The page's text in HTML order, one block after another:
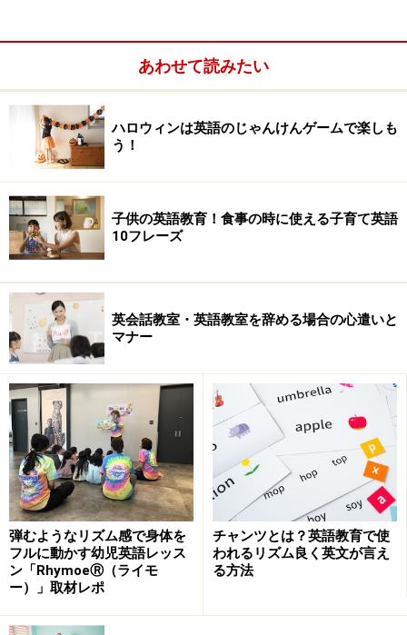
かつては小学校の近所に住む外国人が先生
だったことも
特に地方では、ネイティブスピーカーの英語講師を探す
のが大変でした。小学校に迎え入れたいと願っていて
も、肝心の「人」がいない。結局、教師たちの知り合い
を探すしか方法はなかったのです。
JETプログラムで派遣されている外国人も、十分な数で
はないため年間にして数回の授業。さらに国際理解教育
として小学校で児童たちと触れ合うのが目的なので、英
語教育ではありません。ところが、1996年頃から小学校
の英語に注目が集まってくると、外国人講師にも質を求
める気配が出てきました。
小学校に外国人を「お客さん」として招いているだけの
頃はそれでよかったのですが、「英語を指導する」とい
う目的で雇用された外国人講師に対して「英語指導」の
レベルを求めるようになってきました。つまり、単なる
外国人では英語を指導できません。教師の資質を持ち、
日本の小学校教育に適応できる人材であることが必要条
あわせて読みたい
ハロウィンは英語のじゃんけんゲームで楽しも
う！
子供の英語教育！食事の時に使える子育て英語
10フレーズ
英会話教室・英語教室を辞める場合の心遣いと
マナー
弾むようなリズム感で身体を
フルに動かす幼児英語レッス
ン「RhymoeⓇ（ライモ
ー）」取材レポ
チャンツとは？英語教育で使
われるリズム良く英文が言え
る方法